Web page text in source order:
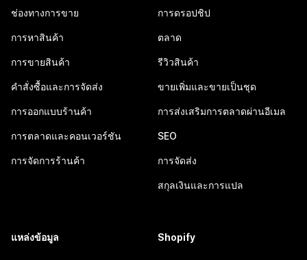
ช่องทางการขาย
การหาสินค้า
การขายสินค้า
คำสั่งซื้อและการจัดส่ง
การออกแบบร้านค้า
การตลาดและคอนเวอร์ชัน
การจัดการร้านค้า
การดรอปชิป
ตลาด
รีวิวสินค้า
ขายเพิ่มและขายเป็นชุด
การส่งเสริมการตลาดผ่านอีเมล
SEO
การจัดส่ง
สกุลเงินและการแปล
แหล่งข้อมูล Shopify